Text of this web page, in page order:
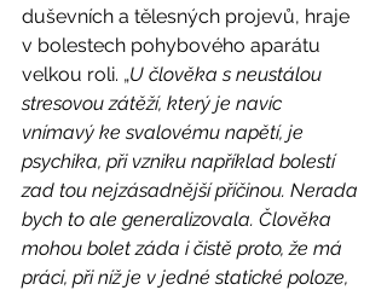
duševních a tělesných projevů, hraje
v bolestech pohybového aparátu
velkou roli. „U člověka s neustálou
stresovou zátěží, který je navíc
vnímavý ke svalovému napětí, je
psychika, při vzniku například bolestí
zad tou nejzásadnější příčinou. Nerada
bych to ale generalizovala. Člověka
mohou bolet záda i čistě proto, že má
práci, při níž je v jedné statické poloze,